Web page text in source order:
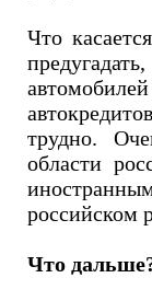
Что
трудно.
области
российском
Что